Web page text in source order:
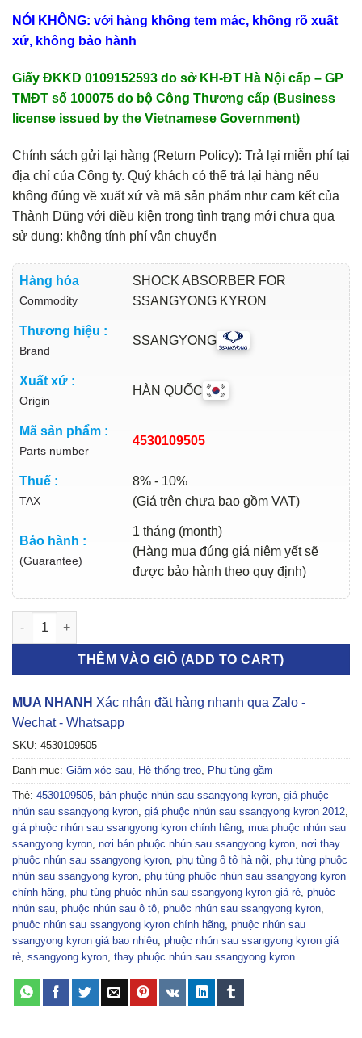
NÓI KHÔNG: với hàng không tem mác, không rõ xuất
xứ, không bảo hành
Giấy ĐKKD 0109152593 do sở KH-ĐT Hà Nội cấp – GP
TMĐT số 100075 do bộ Công Thương cấp (Business
license issued by the Vietnamese Government)
Chính sách gửi lại hàng (Return Policy): Trả lại miễn phí tại
địa chỉ của Công ty. Quý khách có thể trả lại hàng nếu
không đúng về xuất xứ và mã sản phẩm như cam kết của
Thành Dũng với điều kiện trong tình trạng mới chưa qua
sử dụng: không tính phí vận chuyển
Hàng hóa
Commodity
SHOCK ABSORBER FOR
SSANGYONG KYRON
Thương hiệu :
Brand
SSANGYONG
Xuất xứ :
Origin
HÀN QUỐC
Mã sản phẩm :
Parts number
4530109505
Thuế :
TAX
8% - 10%
(Giá trên chưa bao gồm VAT)
Bảo hành :
(Guarantee)
1 tháng (month)
(Hàng mua đúng giá niêm yết sẽ
được bảo hành theo quy định)
PHUỘC NHÚN SAU SSANGYONG KYRON 2005-2013 |
THÊM VÀO GIỎ (ADD TO CART)
MUA NHANH Xác nhận đặt hàng nhanh qua Zalo -
Wechat - Whatsapp
SKU: 4530109505
Danh mục: Giảm xóc sau Hệ thống treo Phụ tùng gầm
Thẻ: 4530109505 bán phuộc nhún sau ssangyong kyron giá phuộc
nhún sau ssangyong kyron giá phuộc nhún sau ssangyong kyron 2012
giá phuộc nhún sau ssangyong kyron chính hãng mua phuộc nhún sau
ssangyong kyron nơi bán phuộc nhún sau ssangyong kyron nơi thay
phuộc nhún sau ssangyong kyron phụ tùng ô tô hà nội phụ tùng phuộc
nhún sau ssangyong kyron phụ tùng phuộc nhún sau ssangyong kyron
chính hãng phụ tùng phuộc nhún sau ssangyong kyron giá rẻ phuộc
nhún sau phuộc nhún sau ô tô phuộc nhún sau ssangyong kyron
phuộc nhún sau ssangyong kyron chính hãng phuộc nhún sau
ssangyong kyron giá bao nhiêu phuộc nhún sau ssangyong kyron giá
rẻ ssangyong kyron thay phuộc nhún sau ssangyong kyron